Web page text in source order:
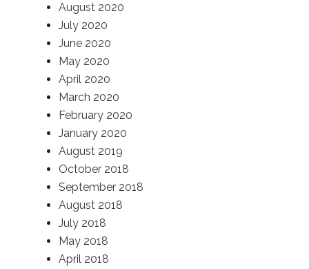
August 2020
July 2020
June 2020
May 2020
April 2020
March 2020
February 2020
January 2020
August 2019
October 2018
September 2018
August 2018
July 2018
May 2018
April 2018